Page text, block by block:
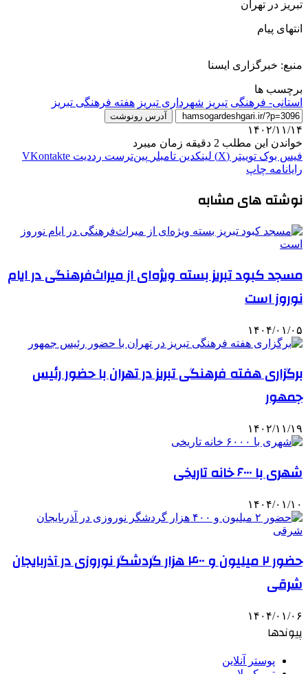
انتهای پیام
منبع: خبرگزاری ایسنا
برچسب ها
استانی- فرهنگی تبريز شهرداری تبریز هفته فرهنگی تبریز
آدرس رونوشت
۱۴۰۲/۱۱/۱۴
خواندن این مطلب 2 دقیقه زمان میبرد
فیس بوک توییتر (X) لینکدین ‫تامبلر ‫پین‌ترست ‫رددیت ‫VKontakte
رایانامه چاپ
نوشته های مشابه
مسجد کبود تبریز بسته ویژه‌ای از میراث‌فرهنگی در ایام
نوروز است
۱۴۰۴/۰۱/۰۵
برگزاری هفته فرهنگی تبریز در تهران با حضور رئیس
جمهور
۱۴۰۲/۱۱/۱۹
شهری با ۶۰۰۰ خانه تاریخی
۱۴۰۴/۰۱/۱۰
حضور ۲ میلیون و ۴۰۰ هزار گردشگر نوروزی در آذربایجان
شرقی
۱۴۰۴/۰۱/۰۶
پیوندها
پوستر آنلاین